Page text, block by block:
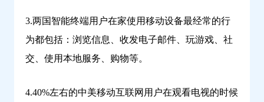
3.两国智能终端用户在家使用移动设备最经常的行
为都包括：浏览信息、收发电子邮件、玩游戏、社
交、使用本地服务、购物等。
4.40%左右的中美移动互联网用户在观看电视的时候